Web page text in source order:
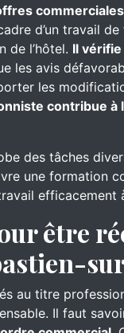
d’un travail
de l’hôtel. Il
les avis
les
contribue à
des tâches
une formation
efficacement
être
au titre
Il faut